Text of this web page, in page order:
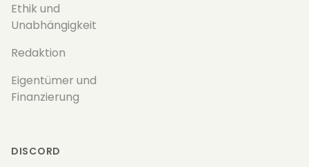
Ethik und
Unabhängigkeit
Redaktion
Eigentümer und
Finanzierung
DISCORD